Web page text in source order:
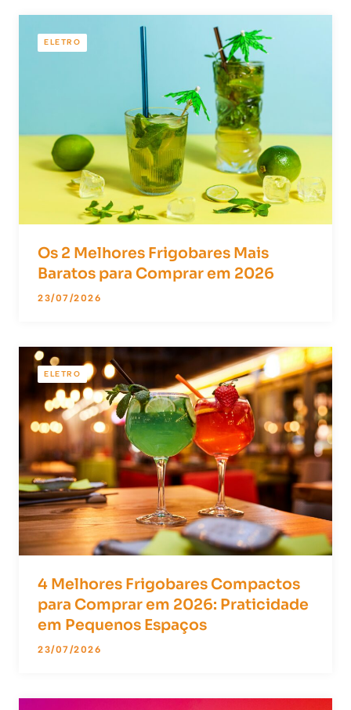
ELETRO
Os 2 Melhores Frigobares Mais
Baratos para Comprar em 2026
23/07/2026
ELETRO
4 Melhores Frigobares Compactos
para Comprar em 2026: Praticidade
em Pequenos Espaços
23/07/2026